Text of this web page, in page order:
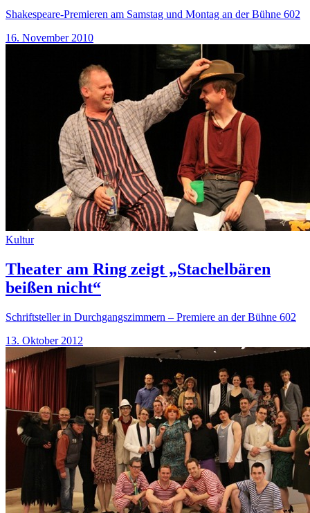
Shakespeare-Premieren am Samstag und Montag an der Bühne 602
16. November 2010
Kultur
Theater am Ring zeigt „Stachelbären
beißen nicht“
Schriftsteller in Durchgangszimmern – Premiere an der Bühne 602
13. Oktober 2012